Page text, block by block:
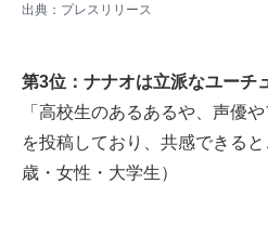
出典： プレスリリース
第3位：ナナオは立派なユーチ
「高校生のあるあるや、声優
を投稿しており、共感できる
歳・女性・大学生）